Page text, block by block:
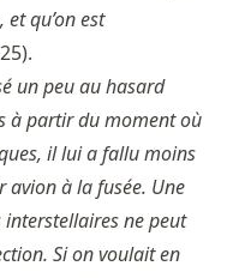
qu’on est
un peu au hasard
à partir du moment où
il lui a fallu moins
avion à la fusée. Une
ne peut
Si on voulait en